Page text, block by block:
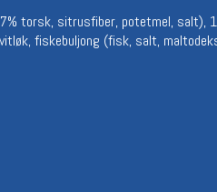
torsk, sitrusfiber, potetmel, salt),
fiskebuljong (fisk, salt,